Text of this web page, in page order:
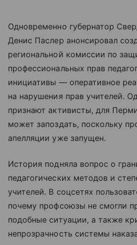
Одновременно губернатор
Денис Паслер анонсировал
региональной комиссии по
профессиональных прав
инициативы — оперативное
на нарушения прав учителей.
признают активисты, для
может запоздать, поскольку
апелляции уже запущен.
История подняла вопрос о
педагогических методов и
учителей. В соцсетях
почему профсоюзы не смогли
подобные ситуации, а также
непрозрачность системы